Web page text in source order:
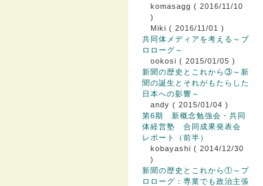
komasagg ( 2016/11/10
)
Miki ( 2016/11/01 )
共同体メディアを考える～プ
ロローグ～
ookosi ( 2015/01/05 )
新聞の歴史とこれから③～新
聞の誕生とそれがもたらした
日本への影響～
andy ( 2015/01/04 )
第6期 新概念勉強会・共同
体経営塾 合同成果発表会
レポート（前半）
kobayashi ( 2014/12/30
)
新聞の歴史とこれから①～プ
ロローグ：専業でも政治主張